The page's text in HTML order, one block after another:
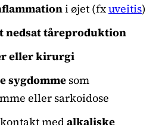
i øjet (fxuveitis)
nedsat tåreproduktion
eller kirurgi
sygdommesom
eller sarkoidose
medalkaliske